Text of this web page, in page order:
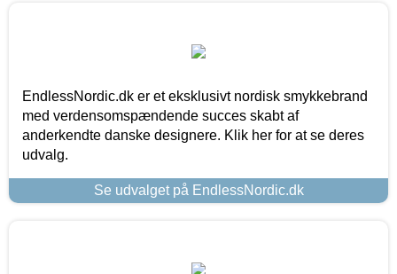
EndlessNordic.dk er et eksklusivt nordisk smykkebrand
med verdensomspændende succes skabt af
anderkendte danske designere. Klik her for at se deres
udvalg.
Se udvalget på EndlessNordic.dk